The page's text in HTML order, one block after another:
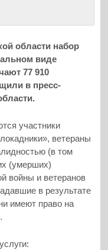
области набор
виде
77 910
в пресс-
участники
ветераны
(в том
(умерших)
войны и ветеранов
в результате
имеют право на